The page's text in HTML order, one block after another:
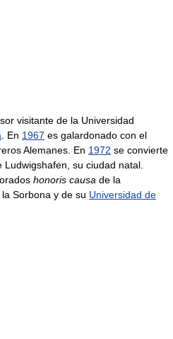
visitante de la Universidad
. En 1967 es galardonado con el
Alemanes. En 1972 se convierte
su ciudad natal.
honoris causa de la
la Sorbona y de su Universidad de